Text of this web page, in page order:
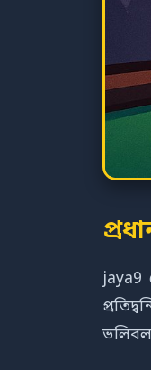
jaya9
ভলিবল